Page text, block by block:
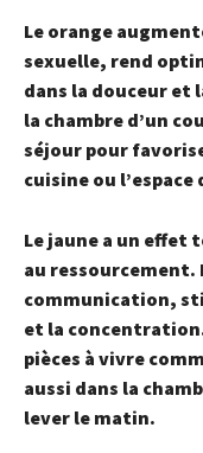
Le orange
sexuelle, rend
dans la douceur et
la chambre d’un
séjour pour
cuisine ou
Le jaune a un effet
au ressourcement.
communication,
et la
pièces à vivre
aussi dans la
lever le matin.